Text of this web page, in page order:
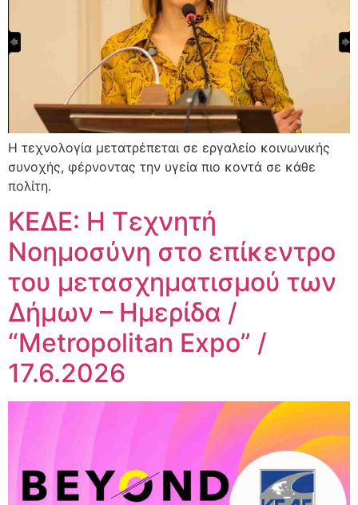
Η τεχνολογία μετατρέπεται σε εργαλείο κοινωνικής
συνοχής, φέρνοντας την υγεία πιο κοντά σε κάθε
πολίτη.
ΚΕΔΕ: Η Τεχνητή
Νοημοσύνη στο επίκεντρο
του μετασχηματισμού των
Δήμων – Ημερίδα /
“Metropolitan Expo” /
17.6.2026